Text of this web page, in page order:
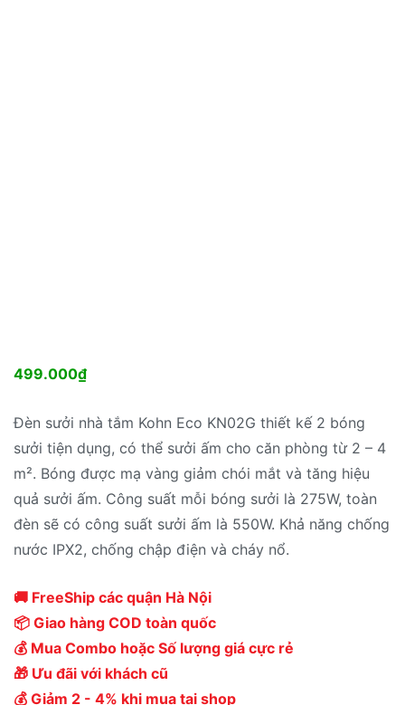
499.000₫
Đèn sưởi nhà tắm Kohn Eco KN02G thiết kế 2 bóng
sưởi tiện dụng, có thể sưởi ấm cho căn phòng từ 2 – 4
m². Bóng được mạ vàng giảm chói mắt và tăng hiệu
quả sưởi ấm. Công suất mỗi bóng sưởi là 275W, toàn
đèn sẽ có công suất sưởi ấm là 550W. Khả năng chống
nước IPX2, chống chập điện và cháy nổ.
🚚 FreeShip các quận Hà Nội
📦 Giao hàng COD toàn quốc
💰 Mua Combo hoặc Số lượng giá cực rẻ
🎁 Ưu đãi với khách cũ
💰 Giảm 2 - 4% khi mua tại shop